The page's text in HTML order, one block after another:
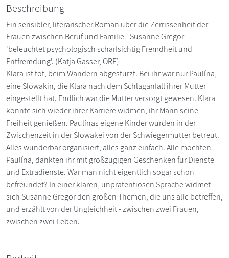
Beschreibung
Ein sensibler, literarischer Roman über die Zerrissenheit der
Frauen zwischen Beruf und Familie - Susanne Gregor
'beleuchtet psychologisch scharfsichtig Fremdheit und
Entfremdung'. (Katja Gasser, ORF)
Klara ist tot, beim Wandern abgestürzt. Bei ihr war nur Paulína,
eine Slowakin, die Klara nach dem Schlaganfall ihrer Mutter
eingestellt hat. Endlich war die Mutter versorgt gewesen. Klara
konnte sich wieder ihrer Karriere widmen, ihr Mann seine
Freiheit genießen. Paulínas eigene Kinder wurden in der
Zwischenzeit in der Slowakei von der Schwiegermutter betreut.
Alles wunderbar organisiert, alles ganz einfach. Alle mochten
Paulína, dankten ihr mit großzügigen Geschenken für Dienste
und Extradienste. War man nicht eigentlich sogar schon
befreundet? In einer klaren, unprätentiösen Sprache widmet
sich Susanne Gregor den großen Themen, die uns alle betreffen,
und erzählt von der Ungleichheit - zwischen zwei Frauen,
zwischen zwei Leben.